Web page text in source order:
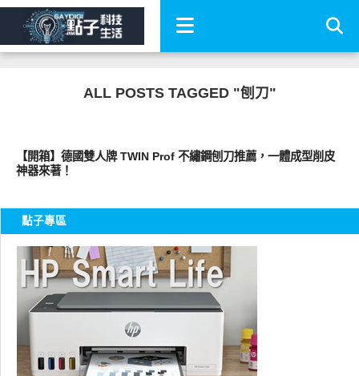
ALL POSTS TAGGED "刨刀"
【開箱】德國雙人牌 TWIN Prof 不繡鋼刨刀推薦，一體成型削皮
神器來著！
點子專區